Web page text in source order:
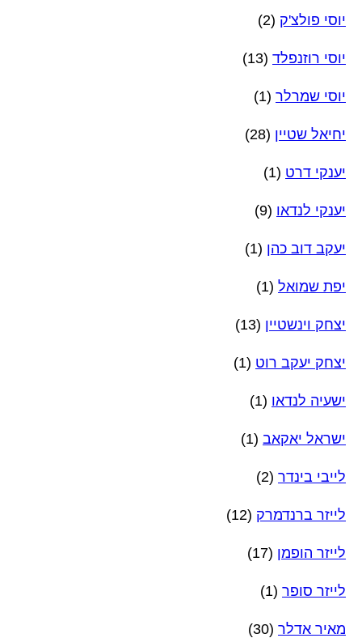
יוסי פולצ'ק (2)
יוסי רוזנפלד (13)
יוסי שמרלר (1)
יחיאל שטיין (28)
יענקי דרט (1)
יענקי לנדאו (9)
יעקב דוב כהן (1)
יפת שמואל (1)
יצחק וינשטיין (13)
יצחק יעקב רוט (1)
ישעיה לנדאו (1)
ישראל יאקאב (1)
לייבי בינדר (2)
לייזר ברנדמרק (12)
לייזר הופמן (17)
לייזר סופר (1)
מאיר אדלר (30)